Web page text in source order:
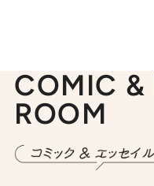
COMIC &
ROOM